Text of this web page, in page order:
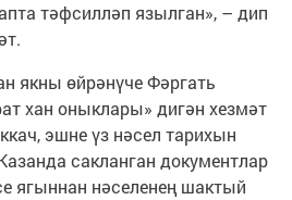
тәфсилләп язылган», – дип
якны өйрәнүче Фәргать
хан оныклары» дигән хезмәт
эшне үз нәсел тарихын
сакланган документлар
ягыннан нәселенең шактый